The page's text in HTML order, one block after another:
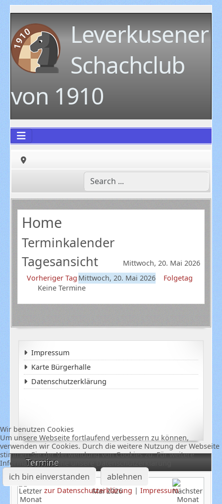
Leverkusener
Schachclub
von 1910
Termine
Mai 2026
Home
Terminkalender
Tagesansicht
Mittwoch, 20. Mai 2026
Vorheriger Tag Mittwoch, 20. Mai 2026
Folgetag
Keine Termine
Impressum
Karte Bürgerhalle
Datenschutzerklärung
Wir benutzen Cookies
Um unsere Webseite fortlaufend verbessern zu können,
verwenden wir Cookies. Durch die weitere Nutzung der Webseite
stimmen Sie der Verwendung von Cookies zu. Für weitere
Informationen siehe unsere Datenschutzerklärung
ich bin einverstanden ablehnen
zur Datenschutzerklärung | Impressum